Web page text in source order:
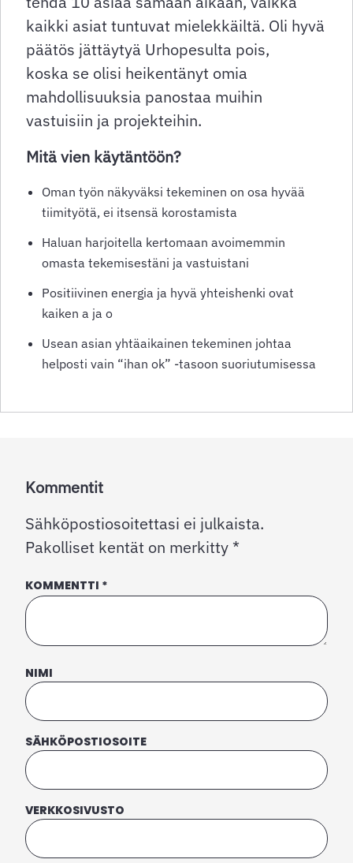
kaikki asiat tuntuvat mielekkäiltä. Oli hyvä
päätös jättäytyä Urhopesulta pois,
koska se olisi heikentänyt omia
mahdollisuuksia panostaa muihin
vastuisiin ja projekteihin.
Mitä vien käytäntöön?
Oman työn näkyväksi tekeminen on osa hyvää
tiimityötä, ei itsensä korostamista
Haluan harjoitella kertomaan avoimemmin
omasta tekemisestäni ja vastuistani
Positiivinen energia ja hyvä yhteishenki ovat
kaiken a ja o
Usean asian yhtäaikainen tekeminen johtaa
helposti vain “ihan ok” -tasoon suoriutumisessa
Kommentit
Sähköpostiosoitettasi ei julkaista.
Pakolliset kentät on merkitty *
KOMMENTTI *
NIMI
SÄHKÖPOSTIOSOITE
VERKKOSIVUSTO